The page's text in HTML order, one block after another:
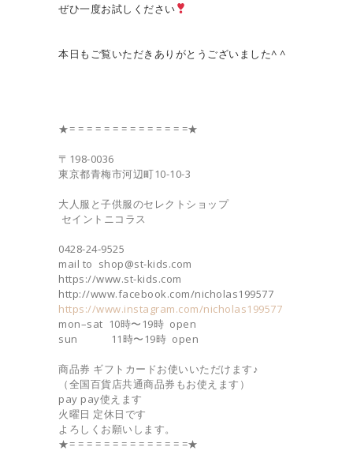
ぜひ一度お試しください
本日もご覧いただきありがとうございました^ ^
★= = = = = = = = = = = = = =★
〒198-0036
東京都青梅市河辺町10-10-3
大人服と子供服のセレクトショップ
セイントニコラス
0428-24-9525
mail to shop@st-kids.com
https://www.st-kids.com
http://www.facebook.com/nicholas199577
https://www.instagram.com/nicholas199577
mon–sat 10時〜19時 open
sun 11時〜19時 open
商品券 ギフトカードお使いいただけます♪
（全国百貨店共通商品券もお使えます）
pay pay使えます
火曜日 定休日です
よろしくお願いします。
★= = = = = = = = = = = = = =★